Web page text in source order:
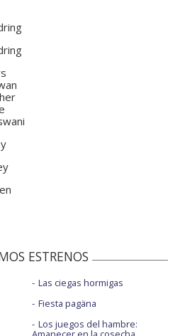
ESTRENOS
Las ciegas hormigas
Fiesta pagäna
Los juegos del hambre: